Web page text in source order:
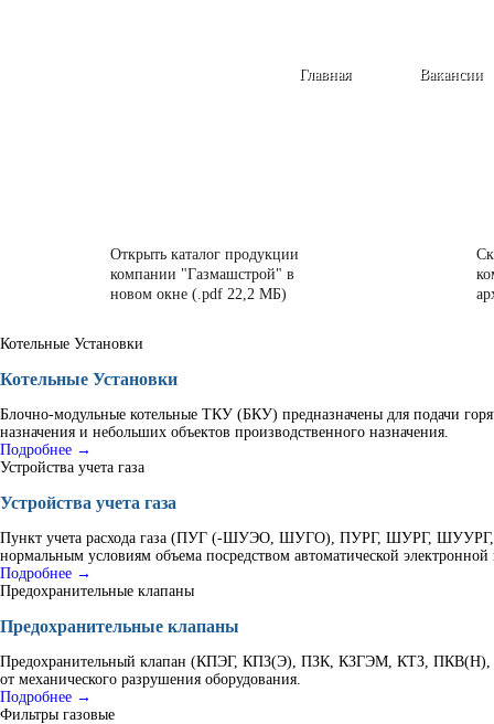
Вакансии
Главная
Открыть каталог продукции
компании "Газмашстрой" в
новом окне (.pdf 22,2 МБ)
Котельные Установки
Котельные Установки
Блочно-модульные котельные ТКУ (БКУ) предназначены для подачи
назначения и небольших объектов производственного назначения.
Подробнее →
Устройства учета газа
Устройства учета газа
Пункт учета расхода газа (ПУГ (-ШУЭО, ШУГО), ПУРГ, ШУРГ, ШУУРГ,
нормальным условиям объема посредством автоматической электронной
Подробнее →
Предохранительные клапаны
Предохранительные клапаны
Предохранительный клапан (КПЭГ, КПЗ(Э), ПЗК, КЗГЭМ, КТЗ, ПКВ(Н),
от механического разрушения оборудования.
Подробнее →
Фильтры газовые